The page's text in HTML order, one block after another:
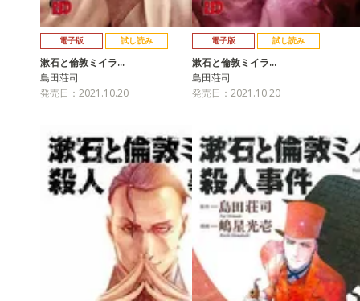
電子版 試し読み
漱石と倫敦ミイラ…
島田荘司
発売日：2021.10.20
電子版 試し読み
漱石と倫敦ミイラ…
島田荘司
発売日：2021.10.20